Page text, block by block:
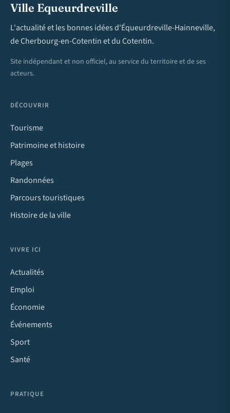
Ville Equeurdreville
L'actualité et les bonnes idées d'Équeurdreville-Hainneville,
de Cherbourg-en-Cotentin et du Cotentin.
Site indépendant et non officiel, au service du territoire et de ses
acteurs.
DÉCOUVRIR
Tourisme
Patrimoine et histoire
Plages
Randonnées
Parcours touristiques
Histoire de la ville
VIVRE ICI
Actualités
Emploi
Économie
Événements
Sport
Santé
PRATIQUE